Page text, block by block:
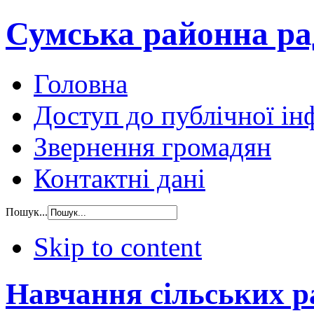
Сумська районна
Головна
Доступ до публічної
Звернення громадян
Контактні дані
Пошук...
Skip to content
Навчання сільських